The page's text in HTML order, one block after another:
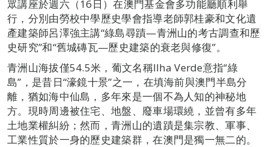
眾講座於週六（16日）在澳門基金會多功能廳順利舉
行，分別由勞校中學歷史學會指導老師郭桂豪和文化遺
產建築師呂澤強主講“綠島尋蹟—青洲山的考古調查和歷
史研究”和“舊城磚瓦—歷史建築的衰老與修復”。
青洲山海拔僅54.5米，葡文名稱Ilha Verde意指“綠
島”，是昔日“濠鏡十景”之一，在填海前與澳門半島分
離，猶如海中仙島，多年來是一個不為人知的神秘地
方。現時周邊被住宅、地盤、廢車場環繞，並曾有多年
土地業權糾紛；然而，青洲山的遺蹟是集宗教、軍事、
工業性質於一身的歷史建築群，在澳門是獨一無二的。